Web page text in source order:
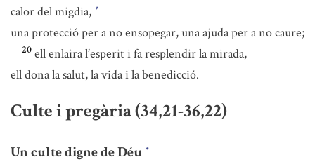
calor del migdia, *
una protecció per a no ensopegar, una ajuda per a no caure;
20 ell enlaira l’esperit i fa resplendir la mirada,
ell dona la salut, la vida i la benedicció.
Culte i pregària (34,21-36,22)
Un culte digne de Déu *